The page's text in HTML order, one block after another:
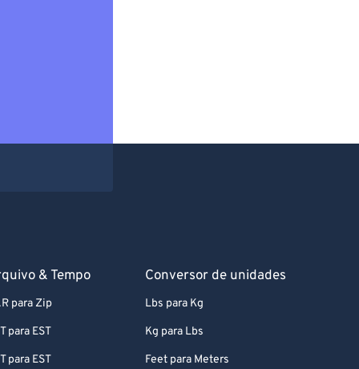
& Tempo
para Zip
para EST
para EST
Conversor de unidades
Lbs para Kg
Kg para Lbs
Feet para Meters